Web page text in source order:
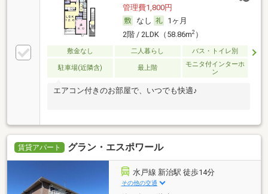
管理費1,800円
なし
1ヶ月
2階 / 2LDK（58.86m2）
敷金なし 二人暮らし バス・トイレ別
駐車場(近隣含) 最上階
モニタ付インターホ
ン
エアコン付きのお部屋で、いつでも快適♪
賃貸アパート グラン・エスポワール
水戸線 新治駅 徒歩14分
その他の交通